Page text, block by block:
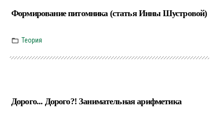
Формирование питомника (статья Инны Шустровой)
Теория
Дорого... Дорого?! Занимательная арифметика